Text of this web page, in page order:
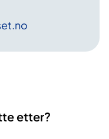
.no
etter?